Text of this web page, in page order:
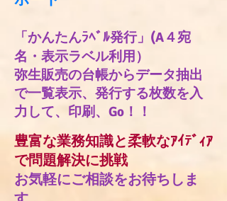
「かんたんﾗﾍﾞﾙ発行」(A４宛
名・表示ラベル利用）
弥生販売の台帳からデータ抽出
で一覧表示、 ​発行する枚数を入
力して、印刷、Go！！
豊富な業務知識と柔軟な​ｱｲﾃﾞｨｱ
で問題解決に挑戦
お気軽にご相談をお待ちしま